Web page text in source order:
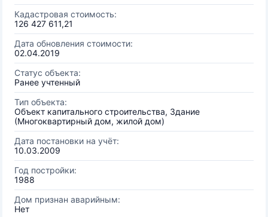
Кадастровая стоимость:
126 427 611,21
Дата обновления стоимости:
02.04.2019
Статус объекта:
Ранее учтенный
Тип объекта:
Объект капитального строительства, Здание
(Многоквартирный дом, жилой дом)
Дата постановки на учёт:
10.03.2009
Год постройки:
1988
Дом признан аварийным:
Нет